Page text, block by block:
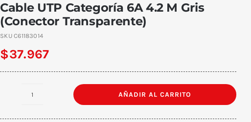
Cable UTP Categoría 6A 4.2 M Gris
(Conector Transparente)
SKUC61183014
$37.967
AÑADIR AL CARRITO